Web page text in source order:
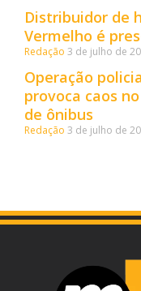
Distribuidor de
Vermelho é
Redação 3 de julho de
Operação
provoca caos
de ônibus
Redação 3 de julho de